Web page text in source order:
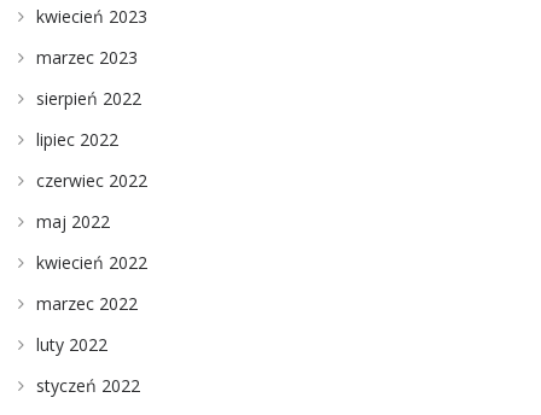
kwiecień 2023
marzec 2023
sierpień 2022
lipiec 2022
czerwiec 2022
maj 2022
kwiecień 2022
marzec 2022
luty 2022
styczeń 2022